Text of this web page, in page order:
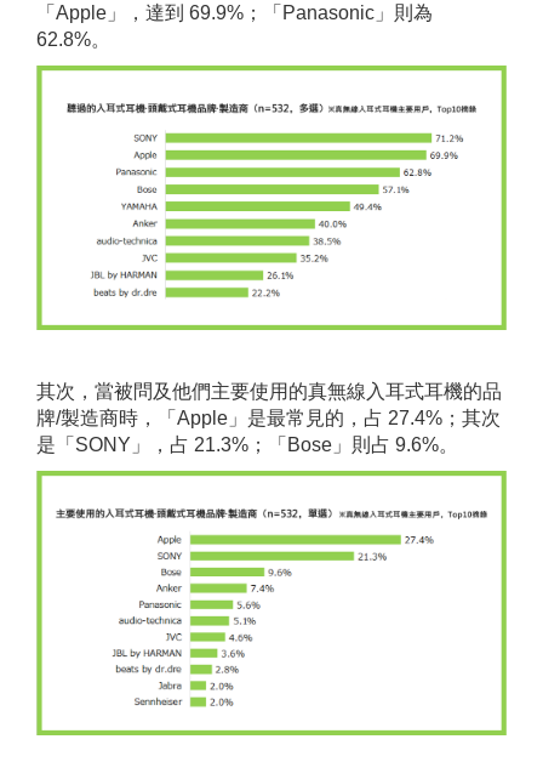
「Apple」，達到 69.9%；「Panasonic」則為
62.8%。
其次，當被問及他們主要使用的真無線入耳式耳機的品
牌/製造商時，「Apple」是最常見的，占 27.4%；其次
是「SONY」，占 21.3%；「Bose」則占 9.6%。